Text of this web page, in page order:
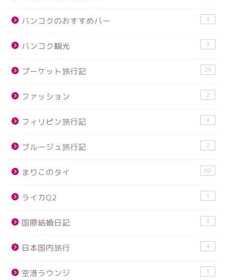
バンコクのおすすめバー 3
バンコク観光 3
プーケット旅行記 24
ファッション 2
フィリピン旅行記 4
ブルージュ旅行記 2
まりこのタイ 60
ライカQ2 1
国際結婚日記 3
日本国内旅行 4
空港ラウンジ 1